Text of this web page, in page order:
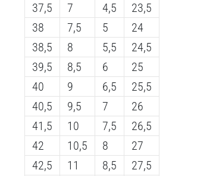
37,5
38
38,5
39,5
40
40,5
41,5
42
42,5
7
7,5
8
8,5
9
9,5
10
10,5
11
4,5
5
5,5
6
6,5
7
7,5
8
8,5
23,5
24
24,5
25
25,5
26
26,5
27
27,5